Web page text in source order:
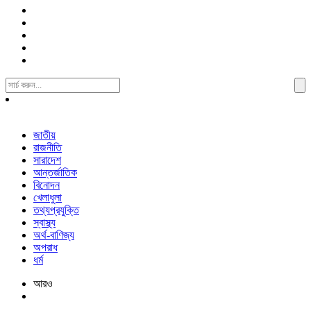
Search
For:
জাতীয়
রাজনীতি
সারাদেশ
আন্তর্জাতিক
বিনোদন
খেলাধুলা
তথ্যপ্রযুক্তি
স্বাস্থ্য
অর্থ-বাণিজ্য
অপরাধ
ধর্ম
আরও